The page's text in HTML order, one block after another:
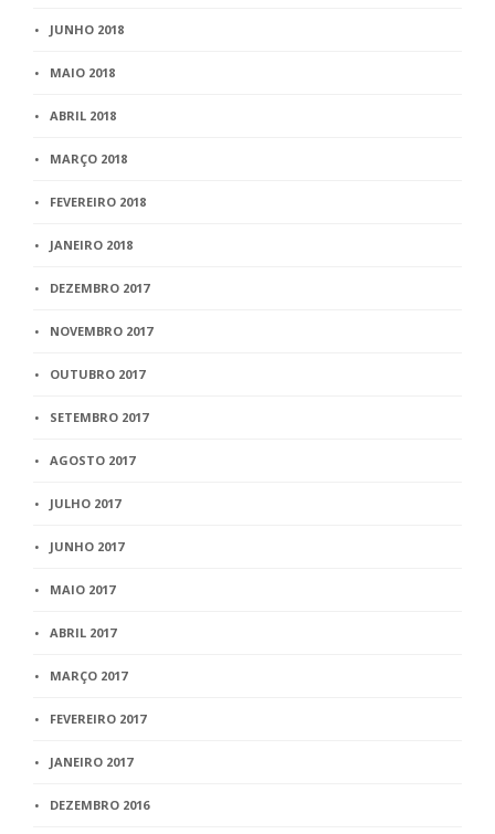
JUNHO 2018
MAIO 2018
ABRIL 2018
MARÇO 2018
FEVEREIRO 2018
JANEIRO 2018
DEZEMBRO 2017
NOVEMBRO 2017
OUTUBRO 2017
SETEMBRO 2017
AGOSTO 2017
JULHO 2017
JUNHO 2017
MAIO 2017
ABRIL 2017
MARÇO 2017
FEVEREIRO 2017
JANEIRO 2017
DEZEMBRO 2016